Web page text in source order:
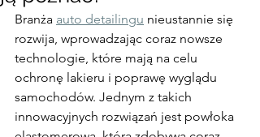
Branża auto detailingu nieustannie się
rozwija, wprowadzając coraz nowsze
technologie, które mają na celu
ochronę lakieru i poprawę wyglądu
samochodów. Jednym z takich
innowacyjnych rozwiązań jest powłoka